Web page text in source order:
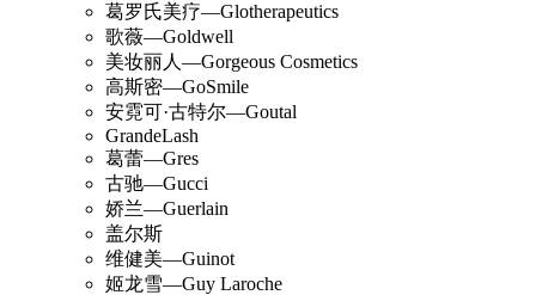
葛罗氏美疗—Glotherapeutics
歌薇—Goldwell
美妆丽人—Gorgeous Cosmetics
高斯密—GoSmile
安霓可·古特尔—Goutal
GrandeLash
葛蕾—Gres
古驰—Gucci
娇兰—Guerlain
盖尔斯
维健美—Guinot
姬龙雪—Guy Laroche